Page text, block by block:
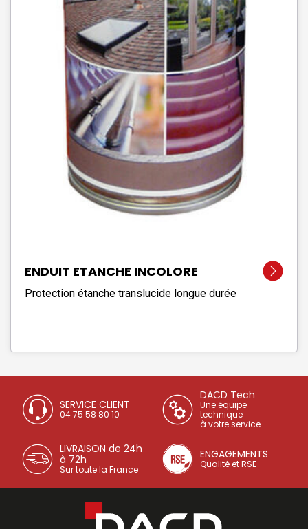
ENDUIT ETANCHE INCOLORE
Protection étanche translucide longue durée
SERVICE CLIENT
04 75 58 80 10
DACD Tech
Une équipe
technique
à votre service
LIVRAISON de 24h
à 72h
Sur toute la France
ENGAGEMENTS
Qualité et RSE